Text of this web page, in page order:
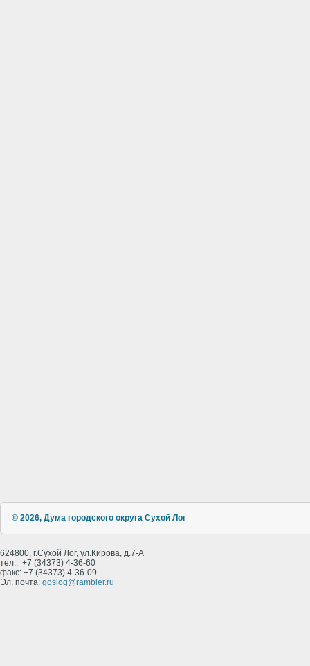
© 2026, Дума городского округа Сухой Лог
624800, г.Сухой Лог, ул.Кирова, д.7-А
тел.: +7 (34373) 4-36-60
факс: +7 (34373) 4-36-09
Эл. почта: goslog@rambler.ru